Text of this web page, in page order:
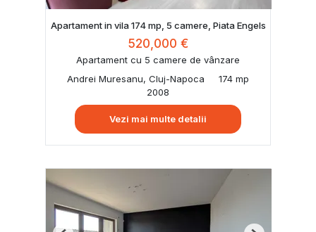
Apartament in vila 174 mp, 5 camere, Piata Engels
520,000 €
Apartament cu 5 camere de vânzare
Andrei Muresanu, Cluj-Napoca
174 mp
2008
Vezi mai multe detalii